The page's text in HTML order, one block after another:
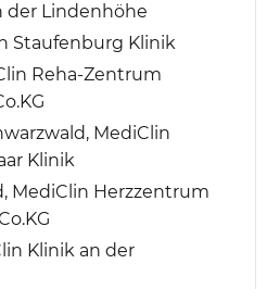
der Lindenhöhe
Staufenburg Klinik
Reha-Zentrum
MediClin
Klinik
MediClin Herzzentrum
Klinik an der